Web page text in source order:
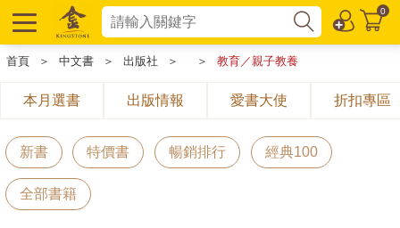
0
首頁 ＞ 中文書 ＞ 出版社 ＞ ＞ 教育／親子教養
本月選書 出版情報 愛書大使 折扣專區
新書 特價書 暢銷排行 經典100
全部書籍